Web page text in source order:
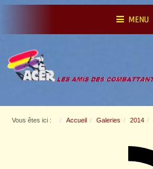
MENU
Vous êtes ici : Accueil Galeries 2014